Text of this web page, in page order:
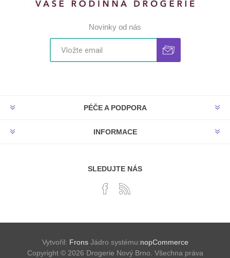
Novinky od nás
PÉČE A PODPORA
INFORMACE
SLEDUJTE NÁS
Vytvořil: FronsJádro systému:nopCommerce
Copyright © 2026 Drogerie Nový Brno. Všechna práva